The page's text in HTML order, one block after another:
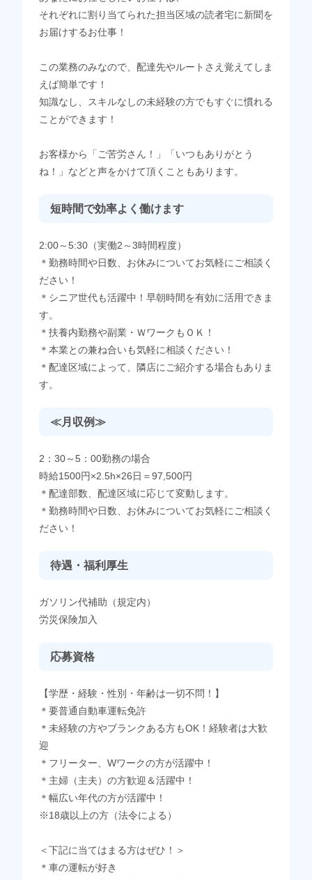
それぞれに割り当てられた担当区域の読者宅に新聞を
お届けするお仕事！
この業務のみなので、配達先やルートさえ覚えてしま
えば簡単です！
知識なし、スキルなしの未経験の方でもすぐに慣れる
ことができます！
お客様から「ご苦労さん！」「いつもありがとう
ね！」などと声をかけて頂くこともあります。
短時間で効率よく働けます
2:00～5:30（実働2～3時間程度）
＊勤務時間や日数、お休みについてお気軽にご相談く
ださい！
＊シニア世代も活躍中！早朝時間を有効に活用できま
す。
＊扶養内勤務や副業・ＷワークもＯＫ！
＊本業との兼ね合いも気軽に相談ください！
＊配達区域によって、隣店にご紹介する場合もありま
す。
≪月収例≫
2：30～5：00勤務の場合
時給1500円×2.5h×26日＝97,500円
＊配達部数、配達区域に応じて変動します。
＊勤務時間や日数、お休みについてお気軽にご相談く
ださい！
待遇・福利厚生
ガソリン代補助（規定内）
労災保険加入
応募資格
【学歴・経験・性別・年齢は一切不問！】
＊要普通自動車運転免許
＊未経験の方やブランクある方もOK！経験者は大歓
迎
＊フリーター、Wワークの方が活躍中！
＊主婦（主夫）の方歓迎＆活躍中！
＊幅広い年代の方が活躍中！
※18歳以上の方（法令による）
＜下記に当てはまる方はぜひ！＞
＊車の運転が好き